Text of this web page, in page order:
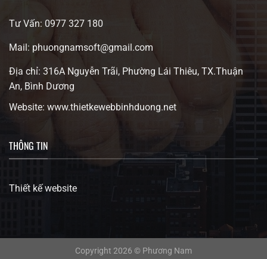
Tư Vấn: 0977 327 180
Mail: phuongnamsoft@gmail.com
Địa chỉ: 316A Nguyễn Trãi, Phường Lái Thiêu, TX.Thuận
An, Bình Dương
Website: www.thietkewebbinhduong.net
THÔNG TIN
Thiết kế website
Copyright 2026 © Phương Nam